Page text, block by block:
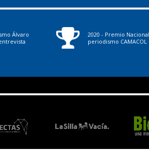
Álvaro
2020 - Premio
periodismo CAMACOL